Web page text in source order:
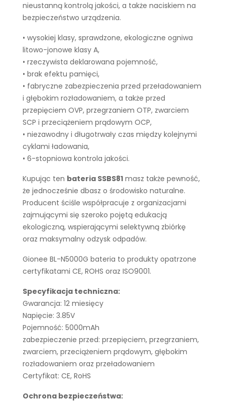
nieustanną kontrolą jakości, a także naciskiem na
bezpieczeństwo urządzenia.
• wysokiej klasy, sprawdzone, ekologiczne ogniwa
litowo-jonowe klasy A,
• rzeczywista deklarowana pojemność,
• brak efektu pamięci,
• fabryczne zabezpieczenia przed przeładowaniem
i głębokim rozładowaniem, a także przed
przepięciem OVP, przegrzaniem OTP, zwarciem
SCP i przeciążeniem prądowym OCP,
• niezawodny i długotrwały czas między kolejnymi
cyklami ładowania,
• 6-stopniowa kontrola jakości.
Kupując ten bateria SSBS81 masz także pewność,
że jednocześnie dbasz o środowisko naturalne.
Producent ściśle współpracuje z organizacjami
zajmującymi się szeroko pojętą edukacją
ekologiczną, wspierającymi selektywną zbiórkę
oraz maksymalny odzysk odpadów.
Gionee BL-N5000G bateria to produkty opatrzone
certyfikatami CE, ROHS oraz ISO9001.
Specyfikacja techniczna:
Gwarancja: 12 miesięcy
Napięcie: 3.85V
Pojemność: 5000mAh
zabezpieczenie przed: przepięciem, przegrzaniem,
zwarciem, przeciążeniem prądowym, głębokim
rozładowaniem oraz przeładowaniem
Certyfikat: CE, RoHS
Ochrona bezpieczeństwa: